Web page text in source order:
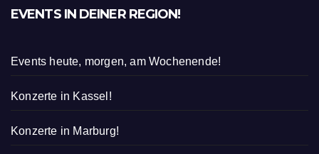
EVENTS IN DEINER REGION!
Events heute, morgen, am Wochenende!
Konzerte in Kassel!
Konzerte in Marburg!